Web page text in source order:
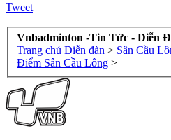
Tweet
Vnbadminton -Tin Tức - Diễn
Trang chủ Diễn đàn > Sân Cầu
Điểm Sân Cầu Lông >